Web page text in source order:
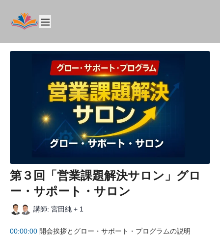
第３回「営業課題解決サロン」グロ
ー・サポート・サロン
講師: 宮田純 + 1
00:00:00 開会挨拶とグロー・サポート・プログラムの説明